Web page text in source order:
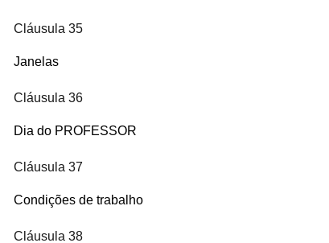
Cláusula 35
Janelas
Cláusula 36
Dia do PROFESSOR
Cláusula 37
Condições de trabalho
Cláusula 38